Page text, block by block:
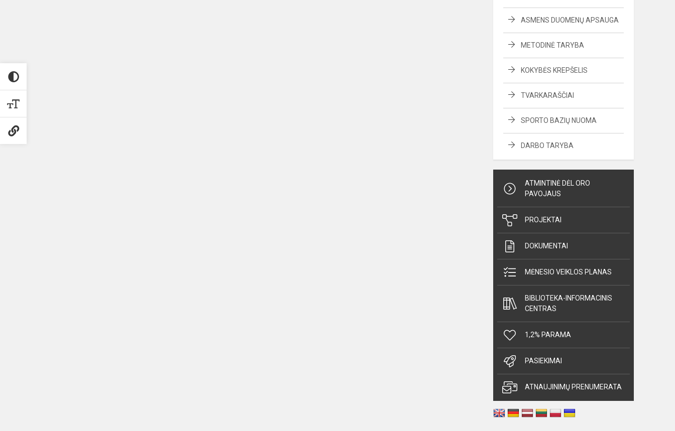
ASMENS DUOMENŲ APSAUGA
METODINĖ TARYBA
KOKYBĖS KREPŠELIS
TVARKARAŠČIAI
SPORTO BAZIŲ NUOMA
DARBO TARYBA
ATMINTINĖ DĖL ORO
PAVOJAUS
PROJEKTAI
DOKUMENTAI
MĖNESIO VEIKLOS PLANAS
BIBLIOTEKA-INFORMACINIS
CENTRAS
1,2% PARAMA
PASIEKIMAI
ATNAUJINIMŲ PRENUMERATA